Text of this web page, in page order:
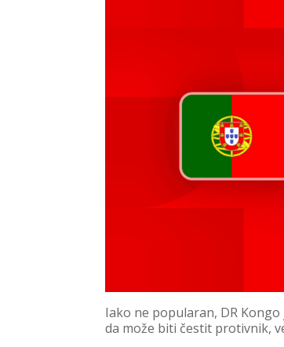
Iako ne popularan, DR
da može biti čestit protivnik,